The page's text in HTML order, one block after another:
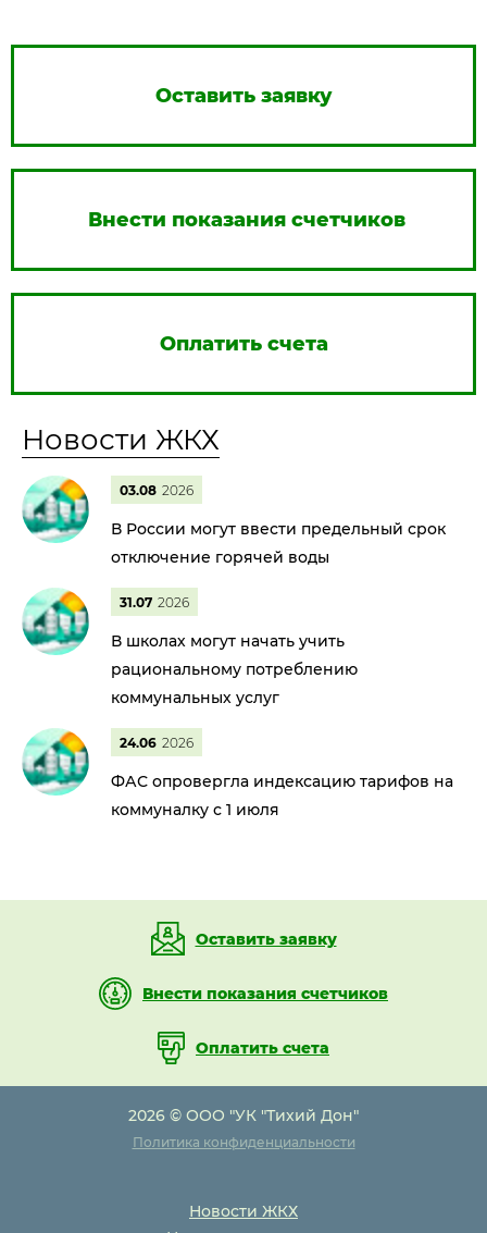
Оставить заявку
Внести показания счетчиков
Оплатить счета
Новости ЖКХ
03.08 2026
В России могут ввести предельный срок
отключение горячей воды
31.07 2026
В школах могут начать учить
рациональному потреблению
коммунальных услуг
24.06 2026
ФАС опровергла индексацию тарифов на
коммуналку с 1 июля
Оставить заявку
Внести показания счетчиков
Оплатить счета
2026 © ООО "УК "Тихий Дон"
Политика конфиденциальности
Новости ЖКХ